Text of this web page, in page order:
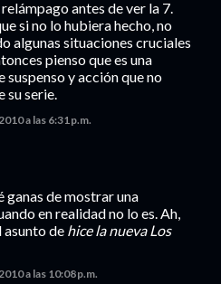
antes de ver la 7.
si no lo hubiera hecho, no
algunas situaciones cruciales
pienso que es una
suspenso y acción que no
su serie.
a las 6:31 p.m.
ganas de mostrar una
en realidad no lo es. Ah,
asunto de hice la nueva Los
a las 10:08 p.m.